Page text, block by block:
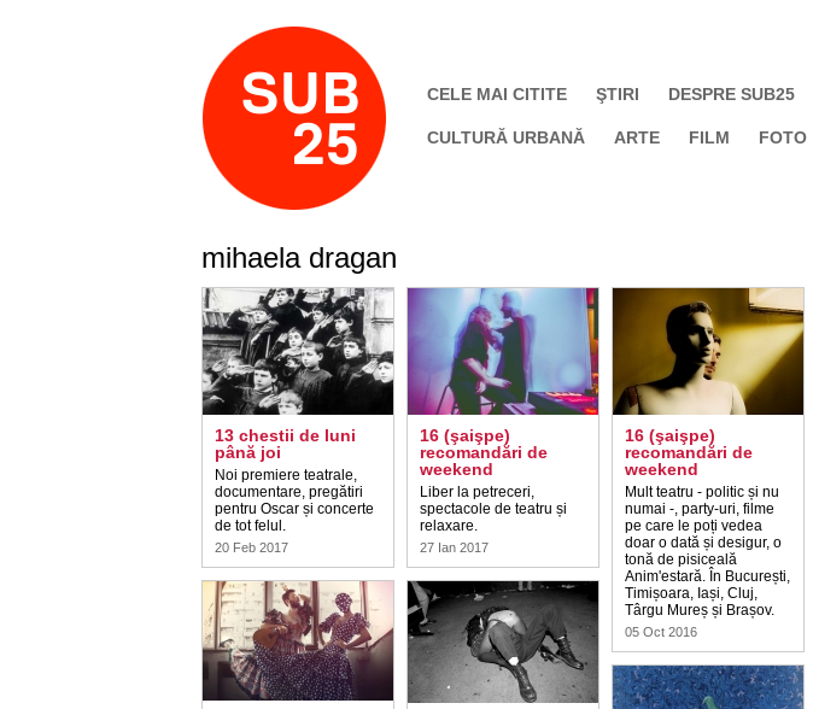
CELE MAI CITITE ŞTIRI DESPRE SUB25
CULTURĂ URBANĂ ARTE FILM FOTO
mihaela dragan
13 chestii de luni
până joi
Noi premiere teatrale,
documentare, pregătiri
pentru Oscar și concerte
de tot felul.
20 Feb 2017
16 (şaişpe)
recomandări de
weekend
Liber la petreceri,
spectacole de teatru și
relaxare.
27 Ian 2017
16 (şaişpe)
recomandări de
weekend
Mult teatru - politic și nu
numai -, party-uri, filme
pe care le poți vedea
doar o dată și desigur, o
tonă de pisiceală
Anim'estară. În București,
Timișoara, Iași, Cluj,
Târgu Mureș și Brașov.
05 Oct 2016